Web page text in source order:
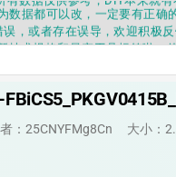
数据都可以改，一定要有正确
误，或者存在误导，欢迎积极
技术规格和量产工具标签啦，
载量产工具，过分了下载服务
有数据仅供参考，DIY本来就
，或者存在误导，欢迎积极
技术规格和量产工具标签啦，
：25CNYFMg8Cn 大小：